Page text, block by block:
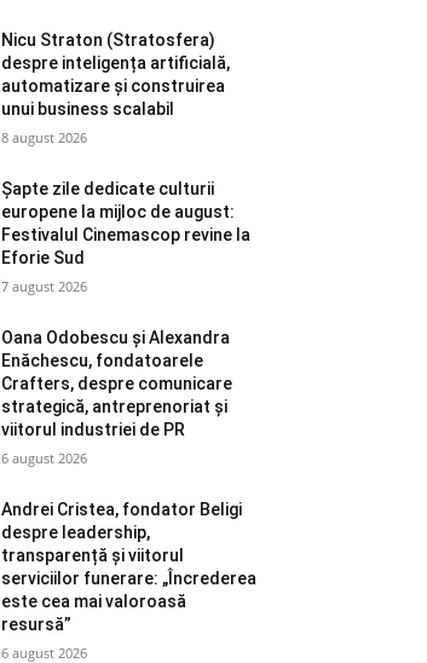
Nicu Straton (Stratosfera)
despre inteligența artificială,
automatizare și construirea
unui business scalabil
8 august 2026
Șapte zile dedicate culturii
europene la mijloc de august:
Festivalul Cinemascop revine la
Eforie Sud
7 august 2026
Oana Odobescu și Alexandra
Enăchescu, fondatoarele
Crafters, despre comunicare
strategică, antreprenoriat și
viitorul industriei de PR
6 august 2026
Andrei Cristea, fondator Beligi
despre leadership,
transparență și viitorul
serviciilor funerare: „Încrederea
este cea mai valoroasă
resursă”
6 august 2026